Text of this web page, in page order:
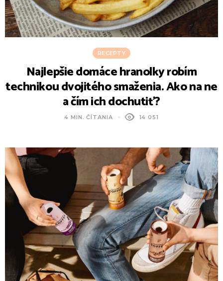
RECEPTY
Najlepšie domáce hranolky robím
technikou dvojitého smaženia. Ako na ne
a čím ich dochutiť?
4 MIN. ČÍTANIA 14 051